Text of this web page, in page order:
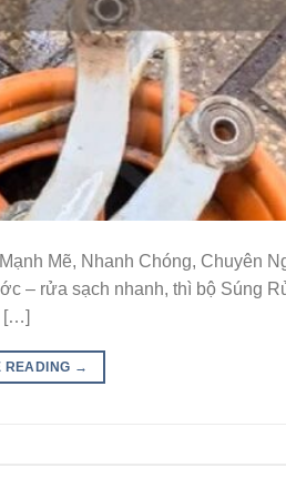
Mẽ, Nhanh Chóng, Chuyên
– rửa sạch nhanh, thì bộ Súng
[…]
READING →